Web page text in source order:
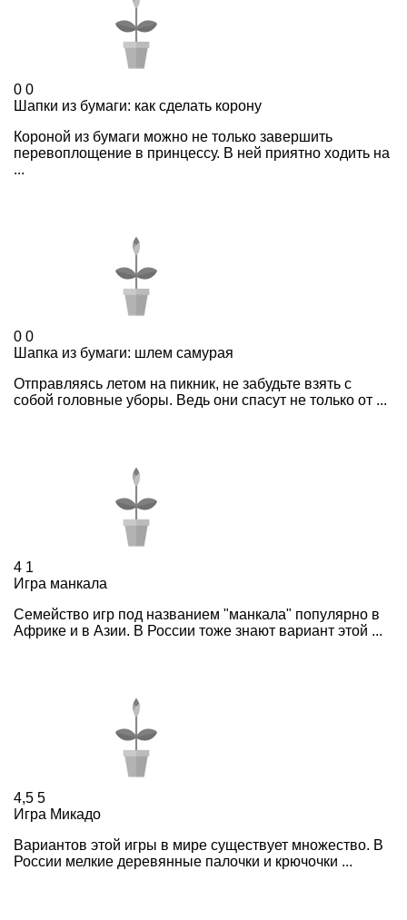
0 0
Шапки из бумаги: как сделать корону
Короной из бумаги можно не только завершить
перевоплощение в принцессу. В ней приятно ходить на
...
0 0
Шапка из бумаги: шлем самурая
Отправляясь летом на пикник, не забудьте взять с
собой головные уборы. Ведь они спасут не только от ...
4 1
Игра манкала
Семейство игр под названием "манкала" популярно в
Африке и в Азии. В России тоже знают вариант этой ...
4,5 5
Игра Микадо
Вариантов этой игры в мире существует множество. В
России мелкие деревянные палочки и крючочки ...